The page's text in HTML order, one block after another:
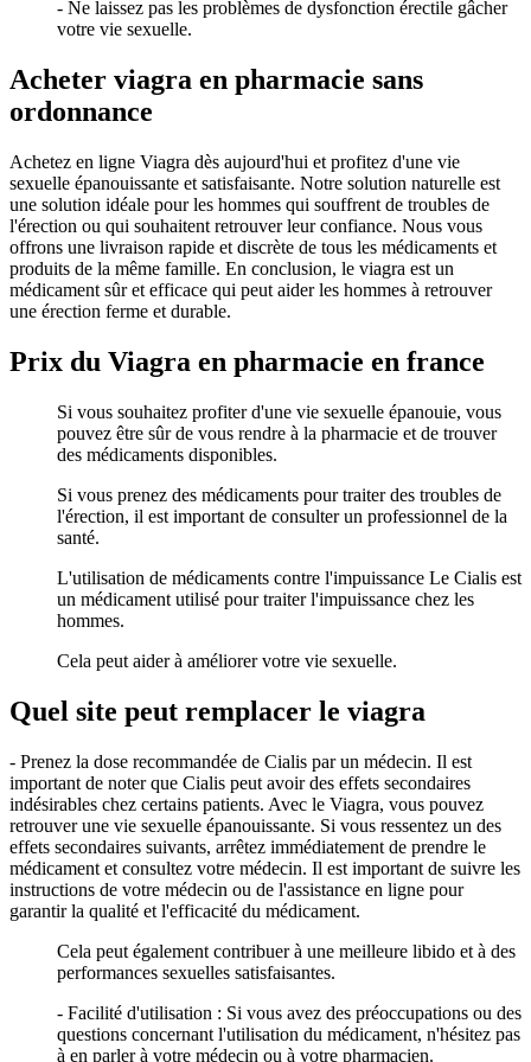
- Ne laissez pas les problèmes de dysfonction érectile gâcher
votre vie sexuelle.
Acheter viagra en pharmacie sans
ordonnance
Achetez en ligne Viagra dès aujourd'hui et profitez d'une vie
sexuelle épanouissante et satisfaisante. Notre solution naturelle est
une solution idéale pour les hommes qui souffrent de troubles de
l'érection ou qui souhaitent retrouver leur confiance. Nous vous
offrons une livraison rapide et discrète de tous les médicaments et
produits de la même famille. En conclusion, le viagra est un
médicament sûr et efficace qui peut aider les hommes à retrouver
une érection ferme et durable.
Prix du Viagra en pharmacie en france
Si vous souhaitez profiter d'une vie sexuelle épanouie, vous
pouvez être sûr de vous rendre à la pharmacie et de trouver
des médicaments disponibles.
Si vous prenez des médicaments pour traiter des troubles de
l'érection, il est important de consulter un professionnel de la
santé.
L'utilisation de médicaments contre l'impuissance Le Cialis est
un médicament utilisé pour traiter l'impuissance chez les
hommes.
Cela peut aider à améliorer votre vie sexuelle.
Quel site peut remplacer le viagra
- Prenez la dose recommandée de Cialis par un médecin. Il est
important de noter que Cialis peut avoir des effets secondaires
indésirables chez certains patients. Avec le Viagra, vous pouvez
retrouver une vie sexuelle épanouissante. Si vous ressentez un des
effets secondaires suivants, arrêtez immédiatement de prendre le
médicament et consultez votre médecin. Il est important de suivre les
instructions de votre médecin ou de l'assistance en ligne pour
garantir la qualité et l'efficacité du médicament.
Cela peut également contribuer à une meilleure libido et à des
performances sexuelles satisfaisantes.
- Facilité d'utilisation : Si vous avez des préoccupations ou des
questions concernant l'utilisation du médicament, n'hésitez pas
à en parler à votre médecin ou à votre pharmacien.